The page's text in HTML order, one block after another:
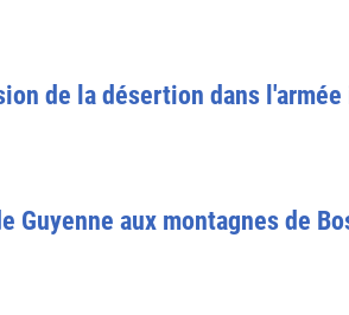
de la désertion dans
Guyenne aux montagnes de